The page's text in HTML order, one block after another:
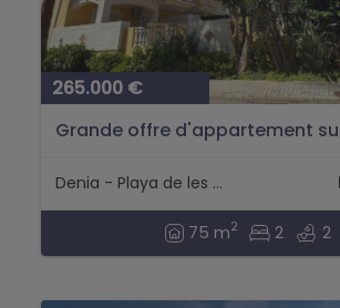
265.000 €
Grande offre d'appartement
Denia - Playa de les Marines en Denia
75 m2 2 2